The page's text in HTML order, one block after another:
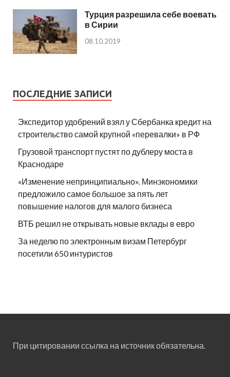
Турция разрешила себе воевать
в Сирии
08.10.2019
ПОСЛЕДНИЕ ЗАПИСИ
Экспедитор удобрений взял у Сбербанка кредит на
строительство самой крупной «перевалки» в РФ
Грузовой транспорт пустят по дублеру моста в
Краснодаре
«Изменение непринципиально». Минэкономики
предложило самое большое за пять лет
повышение налогов для малого бизнеса
ВТБ решил не открывать новые вклады в евро
За неделю по электронным визам Петербург
посетили 650 интуристов
При цитировании ссылка на источник обязательна.